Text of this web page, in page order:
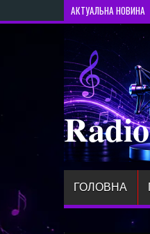
АКТУАЛЬНА НОВИНА
ГОЛОВНА